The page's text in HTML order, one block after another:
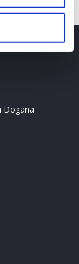
Dogana